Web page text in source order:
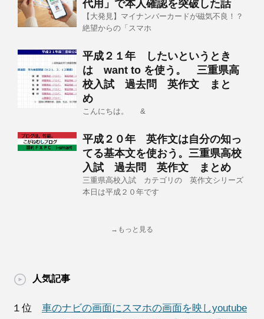
代用」で本人確認を突破した話
【大発見】マイナンバーカードが磁気不良！？
絶望からの「スマホ
平成２１年 したいというとき
は want to を使う。 三重県高
校入試 過去問 英作文 まと
め
こんにちは。 &
平成２０年 英作文は自分の知っ
てる基本文を使おう。三重県高校
入試 過去問 英作文 まとめ
三重県高校入試 カテゴリの 英作文シリーズ
本日は平成２０年です
→もっと見る
人気記事
１位 車のナビの画面にスマホの画面を映しyoutube